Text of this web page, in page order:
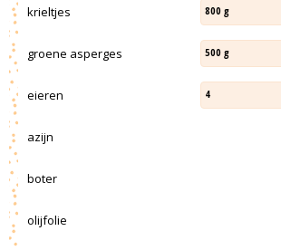
krieltjes 800 g
groene asperges 500 g
eieren 4
azijn
boter
olijfolie